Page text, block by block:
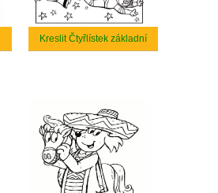
Kreslit Čtyřlístek základní